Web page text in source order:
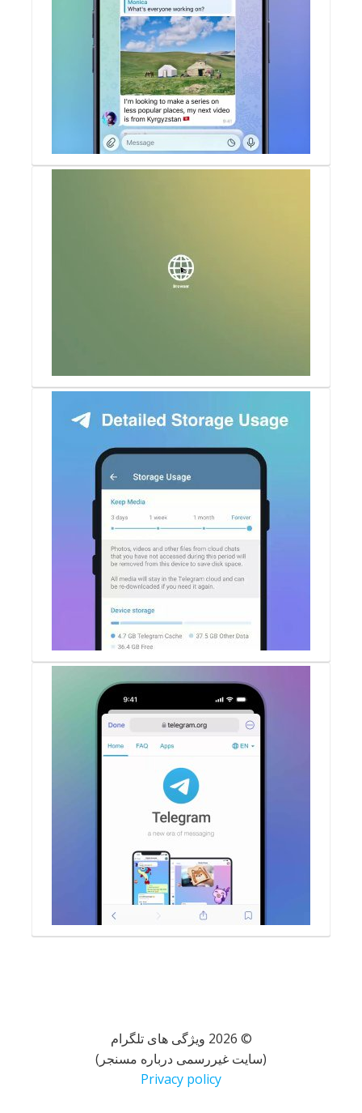
© 2026 ویژگی های تلگرام
(سایت غیررسمی درباره مسنجر)
Privacy policy